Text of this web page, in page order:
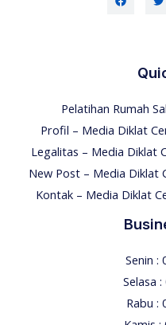
Pelatihan Rumah
Profil – Media Diklat
Legalitas – Media Diklat
New Post – Media Diklat
Kontak – Media Diklat
Senin :
Selasa
Rabu :